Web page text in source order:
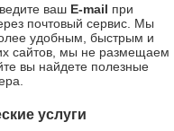
ваш E-mail при
почтовый сервис. Мы
удобным, быстрым и
сайтов, мы не размещаем
вы найдете полезные
услуги